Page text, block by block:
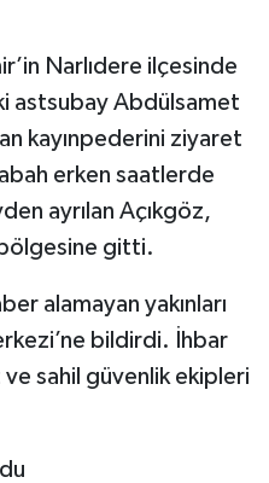
Narlıdere ilçesinde
astsubay Abdülsamet
kayınpederini ziyaret
erken saatlerde
ayrılan Açıkgöz,
bölgesine gitti.
alamayan yakınları
bildirdi. İhbar
sahil güvenlik ekipleri